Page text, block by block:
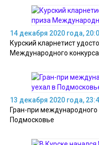
14 декабря 2020 года,
Курский кларнетист
Международного конкурса
13 декабря 2020 года,
Гран-при международного
Подмосковье